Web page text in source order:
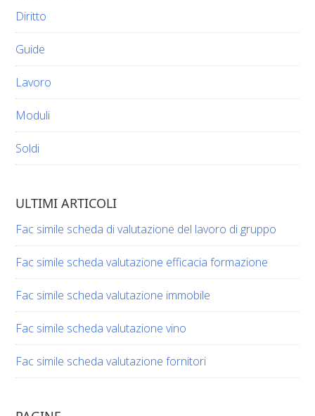
Diritto
Guide
Lavoro
Moduli
Soldi
ULTIMI ARTICOLI
Fac simile scheda di valutazione del lavoro di gruppo​​
Fac simile scheda valutazione efficacia formazione​​
Fac simile scheda valutazione immobile​​
Fac simile scheda valutazione vino​​​
Fac simile scheda valutazione fornitori​​